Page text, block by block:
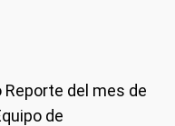
del mes de
de